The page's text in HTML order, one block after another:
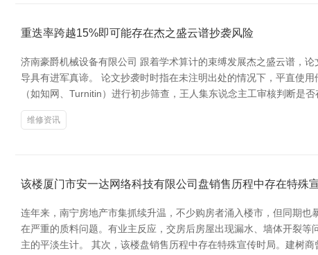
重迭率跨越15%即可能存在杰之盛云谱抄袭风险
济南豪爵机械设备有限公司 跟着学术算计的束缚发展杰之盛云谱，
导具有进军真谛。 论文抄袭时时指在未注明出处的情况下，平直使
（如知网、Turnitin）进行初步筛查，王人集东说念主工审核判断是
维修资讯
该楼厦门市安一达网络科技有限公司盘销售历程中存在特殊
连年来，南宁房地产市集抓续升温，不少购房者涌入楼市，但同期
在严重的质料问题。有业主反应，交房后房屋出现漏水、墙体开裂
主的平淡生计。 其次，该楼盘销售历程中存在特殊宣传时局。建树